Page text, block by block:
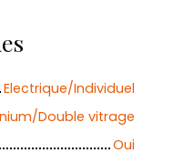
Electrique/Individuel
Double vitrage
Oui